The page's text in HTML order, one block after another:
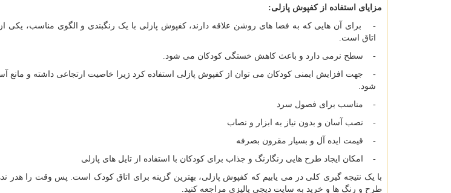
مزایای استفاده از کفپوش پازلی:
- برای آن هایی که به فضا های روشن علاقه دارند، کفپوش پازلی با یک رنگبندی و الگوی مناسب، یکی
اتاق است.
- سطح نرمی دارد و باعث کاهش خستگی کودکان می شود.
- جهت افزایش ایمنی کودکان می توان از کفپوش پازلی استفاده کرد زیرا خاصیت ارتجاعی داشته و
شود.
- مناسب برای فصول سرد
- نصب آسان و بدون نیاز به ابزار و نصاب
- قیمت ایده آل و بسیار مقرون بصرفه
- امکان ایجاد طرح هایی رنگارنگ و جذاب برای کودکان با استفاده از تایل های پازلی
با یک نتیجه گیری کلی در می یابیم که کفپوش پازلی، بهترین گزینه برای اتاق کودک است. پس وقت را هدر
طرح و رنگ ها و خرید به سایت دیجی پالیزی مراجعه کنید.